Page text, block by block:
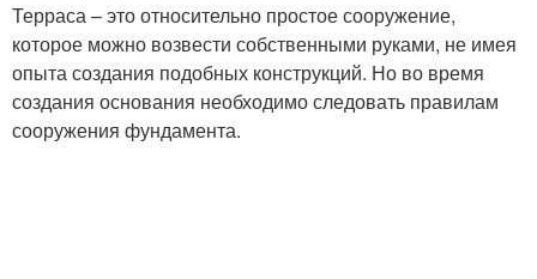
Терраса – это относительно простое сооружение,
которое можно возвести собственными руками, не имея
опыта создания подобных конструкций. Но во время
создания основания необходимо следовать правилам
сооружения фундамента.